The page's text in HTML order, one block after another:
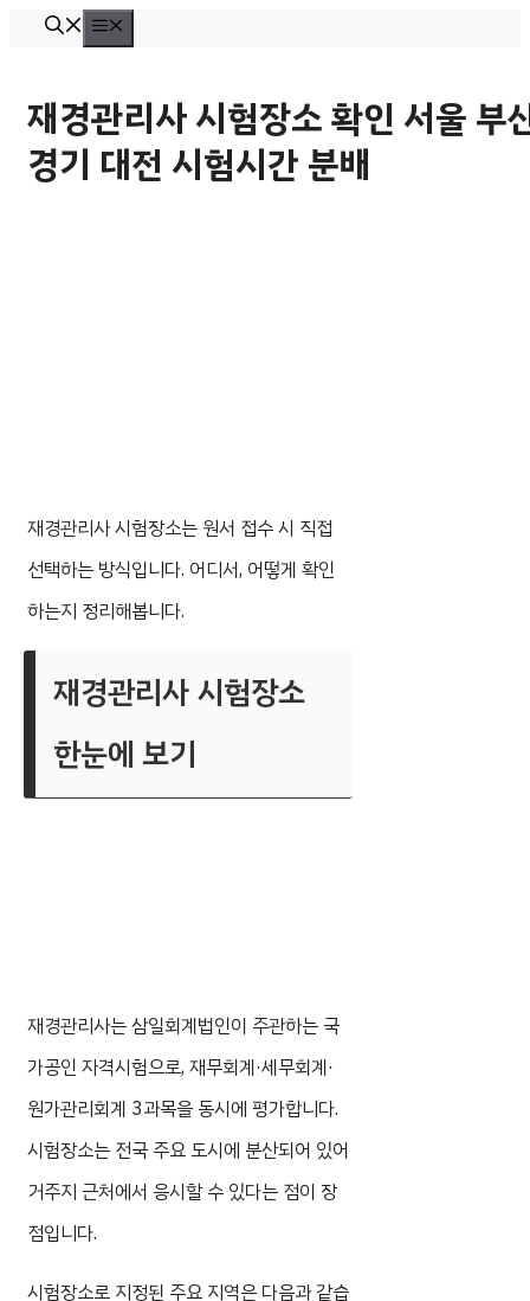
뉴
재경관리사 시험장소 확인 서울 부
경기 대전 시험시간 분배
재경관리사 시험장소는 원서 접수 시 직접
선택하는 방식입니다. 어디서, 어떻게 확인
하는지 정리해봅니다.
재경관리사 시험장소
한눈에 보기
재경관리사는 삼일회계법인이 주관하는 국
가공인 자격시험으로, 재무회계·세무회계·
원가관리회계 3과목을 동시에 평가합니다.
시험장소는 전국 주요 도시에 분산되어 있어
거주지 근처에서 응시할 수 있다는 점이 장
점입니다.
시험장소로 지정된 주요 지역은 다음과 같습